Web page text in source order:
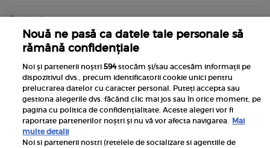
Contact
Nouă ne pasă ca datele tale personale să
rămână confidențiale
Noi și partenerii noștri594stocăm și/sau accesăm informații pe
dispozitivul dvs., precum identificatorii cookie unici pentru
prelucrarea datelor cu caracter personal. Puteți accepta sau
gestiona alegerile dvs. făcând clic mai jos sau în orice moment, pe
pagina cu politica de confidențialitate. Aceste alegeri vor fi
raportate partenerilor noștri și nu vă vor afecta navigarea. Mai
multe detalii
Noi si partenerii nostri (retelele de socializare si agentiile de